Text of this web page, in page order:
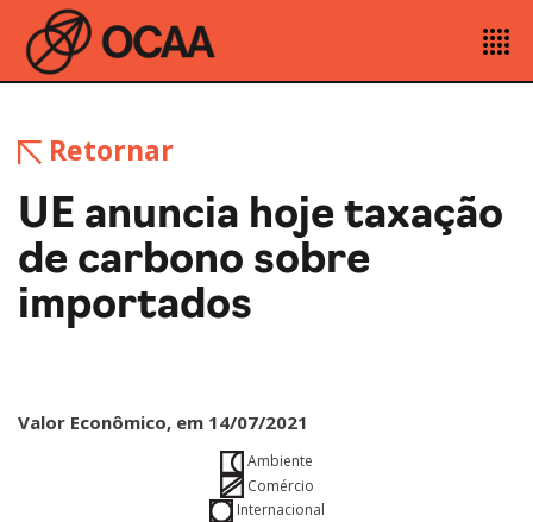
Retornar
UE anuncia hoje taxação
de carbono sobre
importados
Valor Econômico, em 14/07/2021
Ambiente
Comércio
Internacional